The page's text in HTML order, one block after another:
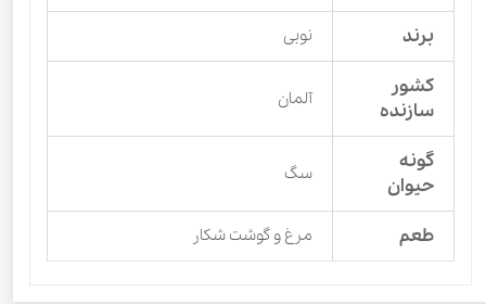
برند نوبی
کشور
سازنده
آلمان
گونه
حیوان
سگ
طعم مرغ و گوشت شکار